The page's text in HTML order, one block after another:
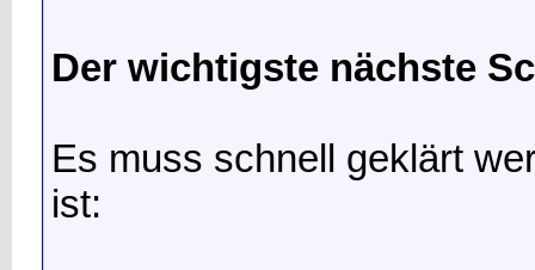
Der wichtigste nächste
Es muss schnell geklärt
ist: